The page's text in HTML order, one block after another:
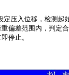
压入位移，检测
偏差范围内，判定
停止。